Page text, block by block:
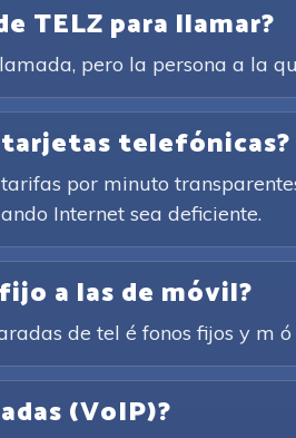
TELZ para llamar?
pero la persona a la
tarjetas telefónicas?
por minuto
Internet sea deficiente.
a las de móvil?
de tel é fonos fijos y m
(VoIP)?